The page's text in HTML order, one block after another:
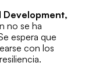
Development,
no se ha
espera que
con los